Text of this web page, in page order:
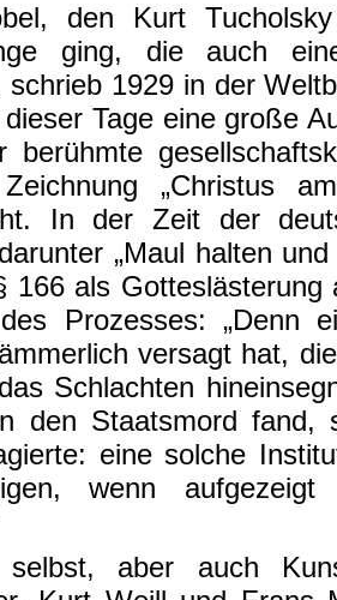
den Kurt
ging, die auch
schrieb 1929 in der
Tage eine große
berühmte
„Christus
In der Zeit der
„Maul halten
166 als Gotteslästerung
Prozesses: „Denn
versagt hat,
Schlachten
den Staatsmord fand,
eine solche
wenn
selbst, aber auch